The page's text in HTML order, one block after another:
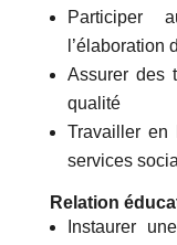
Participer
l’élaboration
Assurer des
qualité
Travailler en
services
Relation
Instaurer